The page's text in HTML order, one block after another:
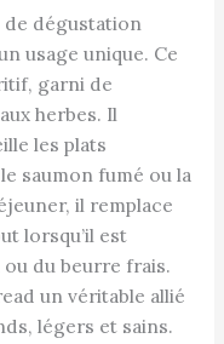
dégustation
usage unique. Ce
garni de
herbes. Il
les plats
saumon fumé ou la
il remplace
lorsqu’il est
du beurre frais.
un véritable allié
légers et sains.